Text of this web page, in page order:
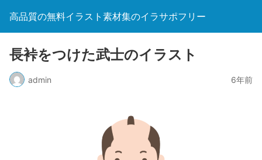
高品質の無料イラスト素材集のイラサポフリー
長裃をつけた武士のイラスト
admin 6年前